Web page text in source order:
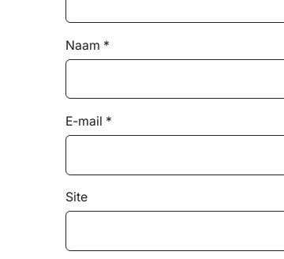
Naam *
E-mail *
Site